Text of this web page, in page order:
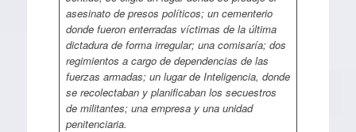
asesinato de presos políticos; un cementerio
donde fueron enterradas víctimas de la última
dictadura de forma irregular; una comisaría; dos
regimientos a cargo de dependencias de las
fuerzas armadas; un lugar de Inteligencia, donde
se recolectaban y planificaban los secuestros
de militantes; una empresa y una unidad
penitenciaria.